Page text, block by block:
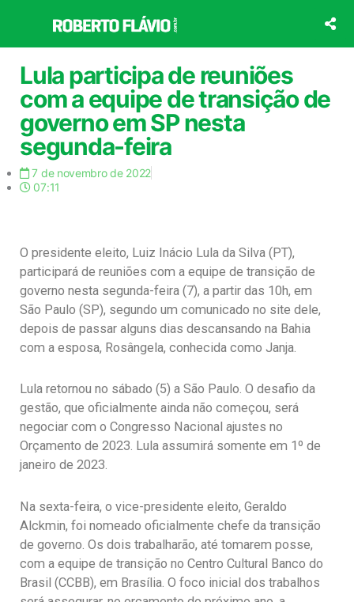
o
conteúdo
Lula participa de reuniões
com a equipe de transição de
governo em SP nesta
segunda-feira
7 de novembro de 2022
07:11
O presidente eleito, Luiz Inácio Lula da Silva (PT),
participará de reuniões com a equipe de transição de
governo nesta segunda-feira (7), a partir das 10h, em
São Paulo (SP), segundo um comunicado no site dele,
depois de passar alguns dias descansando na Bahia
com a esposa, Rosângela, conhecida como Janja.
Lula retornou no sábado (5) a São Paulo. O desafio da
gestão, que oficialmente ainda não começou, será
negociar com o Congresso Nacional ajustes no
Orçamento de 2023. Lula assumirá somente em 1º de
janeiro de 2023.
Na sexta-feira, o vice-presidente eleito, Geraldo
Alckmin, foi nomeado oficialmente chefe da transição
de governo. Os dois trabalharão, até tomarem posse,
com a equipe de transição no Centro Cultural Banco do
Brasil (CCBB), em Brasília. O foco inicial dos trabalhos